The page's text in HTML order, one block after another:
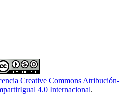
Creative Commons Atribución-
4.0 Internacional.